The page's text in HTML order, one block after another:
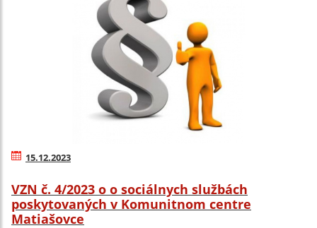
15.12.2023
VZN č. 4/2023 o o sociálnych službách
poskytovaných v Komunitnom centre
Matiašovce